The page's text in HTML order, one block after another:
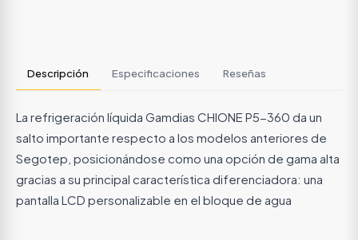
Descripción Especificaciones Reseñas
La refrigeración líquida Gamdias CHIONE P5-360 da un
salto importante respecto a los modelos anteriores de
Segotep, posicionándose como una opción de gama alta
gracias a su principal característica diferenciadora: una
pantalla LCD personalizable en el bloque de agua